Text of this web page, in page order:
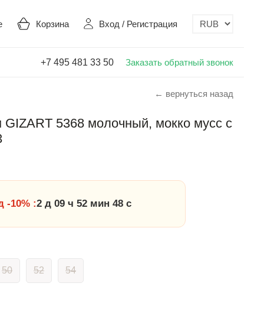
Корзина Вход / Регистрация
+7 495 481 33 50 Заказать обратный звонок
← вернуться назад
5368 молочный, мокко мусс с
-10% :2 д 09 ч 52 мин 47 с
50 52 54